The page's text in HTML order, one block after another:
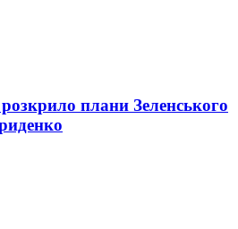
плани Зеленського